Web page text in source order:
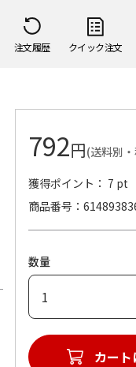
注文履歴 クイック注文
792円(送料別
獲得ポイント： 7 pt
商品番号
数量
カート